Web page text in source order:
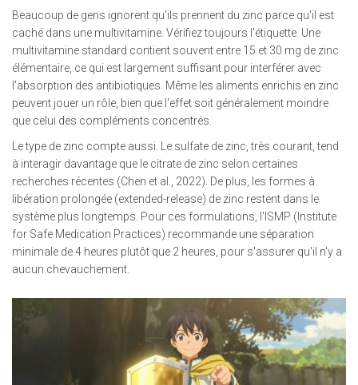
Beaucoup de gens ignorent qu'ils prennent du zinc parce qu'il est
caché dans une multivitamine. Vérifiez toujours l'étiquette. Une
multivitamine standard contient souvent entre 15 et 30 mg de zinc
élémentaire, ce qui est largement suffisant pour interférer avec
l'absorption des antibiotiques. Même les aliments enrichis en zinc
peuvent jouer un rôle, bien que l'effet soit généralement moindre
que celui des compléments concentrés.
Le type de zinc compte aussi. Le sulfate de zinc, très courant, tend
à interagir davantage que le citrate de zinc selon certaines
recherches récentes (Chen et al., 2022). De plus, les formes à
libération prolongée (extended-release) de zinc restent dans le
système plus longtemps. Pour ces formulations, l'ISMP (Institute
for Safe Medication Practices) recommande une séparation
minimale de 4 heures plutôt que 2 heures, pour s'assurer qu'il n'y a
aucun chevauchement.